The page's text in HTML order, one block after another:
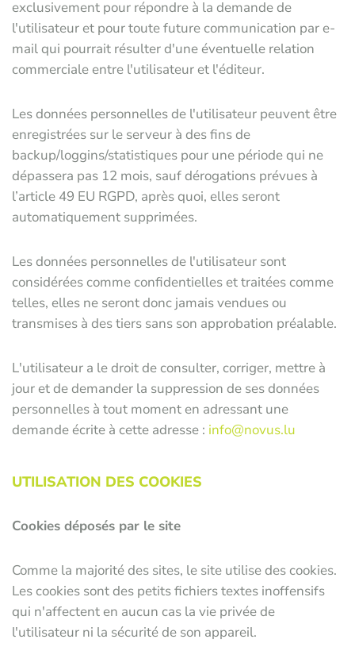
exclusivement pour répondre à la demande de
l'utilisateur et pour toute future communication par e-
mail qui pourrait résulter d'une éventuelle relation
commerciale entre l'utilisateur et l'éditeur.
Les données personnelles de l'utilisateur peuvent être
enregistrées sur le serveur à des fins de
backup/loggins/statistiques pour une période qui ne
dépassera pas 12 mois, sauf dérogations prévues à
l’article 49 EU RGPD, après quoi, elles seront
automatiquement supprimées.
Les données personnelles de l'utilisateur sont
considérées comme confidentielles et traitées comme
telles, elles ne seront donc jamais vendues ou
transmises à des tiers sans son approbation préalable.
L'utilisateur a le droit de consulter, corriger, mettre à
jour et de demander la suppression de ses données
personnelles à tout moment en adressant une
demande écrite à cette adresse : info@novus.lu
UTILISATION DES COOKIES
Cookies déposés par le site
Comme la majorité des sites, le site utilise des cookies.
Les cookies sont des petits fichiers textes inoffensifs
qui n'affectent en aucun cas la vie privée de
l'utilisateur ni la sécurité de son appareil.